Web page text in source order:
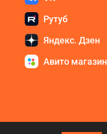
Рутуб
Яндекс. Дзен
Авито магазин